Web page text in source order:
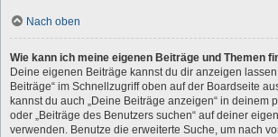
Nach oben
Wie kann ich meine eigenen Beiträge und Themen
Deine eigenen Beiträge kannst du dir anzeigen
Beiträge“ im Schnellzugriff oben auf der Boardseite
kannst du auch „Deine Beiträge anzeigen“ in deinem
oder „Beiträge des Benutzers suchen“ auf deiner
verwenden. Benutze die erweiterte Suche, um nach